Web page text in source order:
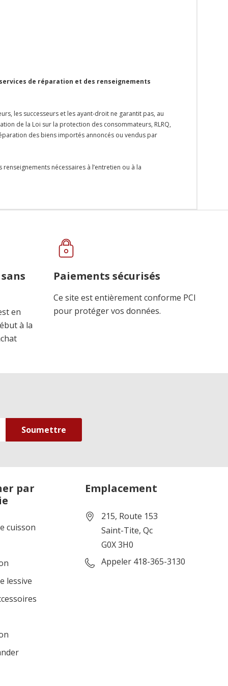
de réparation et des renseignements
les successeurs et les ayant-droit ne garantit pas, au
de la Loi sur la protection des consommateurs, RLRQ,
des biens importés annoncés ou vendus par
nécessaires à l’entretien ou à la
en
à la
Paiements sécurisés
Ce site est entièrement conforme PCI
pour protéger vos données.
par
cuisson
lessive
Emplacement
215, Route 153
Saint-Tite, Qc
G0X 3H0
Appeler 418-365-3130